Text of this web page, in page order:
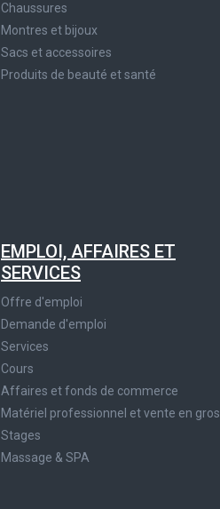
Chaussures
Montres et bijoux
Sacs et accessoires
Produits de beauté et santé
EMPLOI, AFFAIRES ET
SERVICES
Offre d'emploi
Demande d'emploi
Services
Cours
Affaires et fonds de commerce
Matériel professionnel et vente en gros
Stages
Massage & SPA